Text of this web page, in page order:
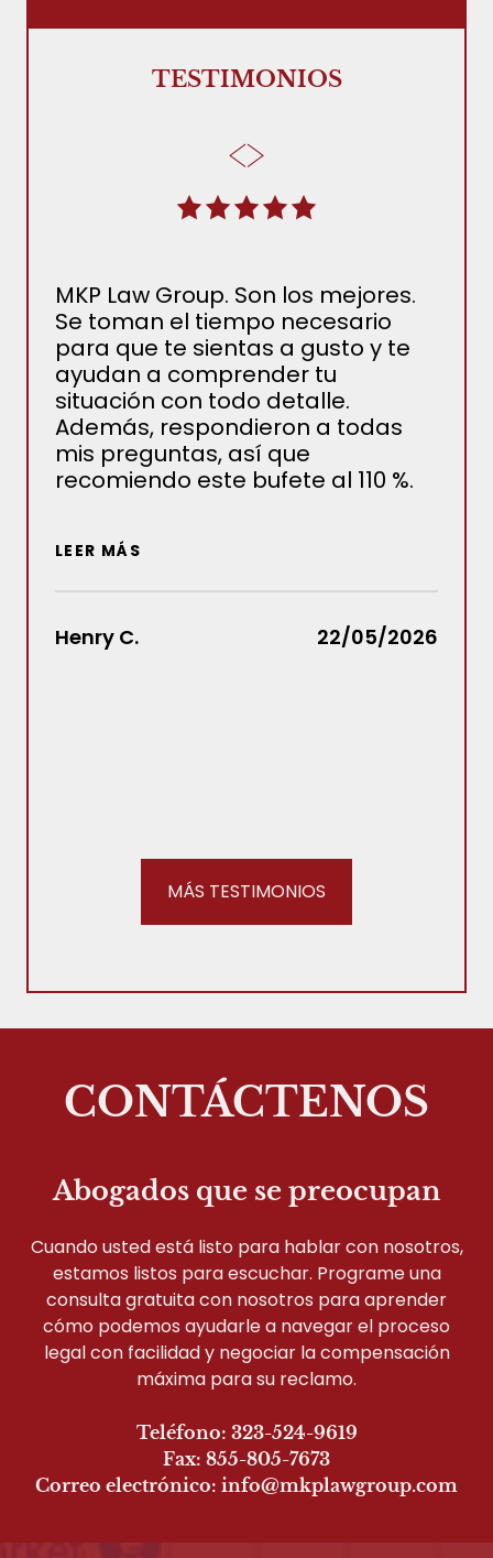
TESTIMONIOS
MKP Law Group. Son los mejores.
Se toman el tiempo necesario
para que te sientas a gusto y te
ayudan a comprender tu
situación con todo detalle.
Además, respondieron a todas
mis preguntas, así que
recomiendo este bufete al 110 %.
LEER MÁS
Henry C. 22/05/2026
MÁS TESTIMONIOS
CONTÁCTENOS
Abogados que se preocupan
Cuando usted está listo para hablar con nosotros,
estamos listos para escuchar. Programe una
consulta gratuita con nosotros para aprender
cómo podemos ayudarle a navegar el proceso
legal con facilidad y negociar la compensación
máxima para su reclamo.
Teléfono: 323-524-9619
Fax: 855-805-7673
Correo electrónico: info@mkplawgroup.com